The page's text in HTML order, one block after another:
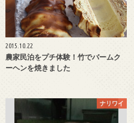
2015.10.22
農家民泊をプチ体験！竹でバームク
ーヘンを焼きました
ナリワイ